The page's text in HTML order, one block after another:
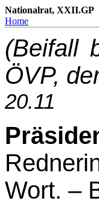
Nationalrat, XXII.GP
Home
(Beifall
ÖVP,
20.11
Wort. –